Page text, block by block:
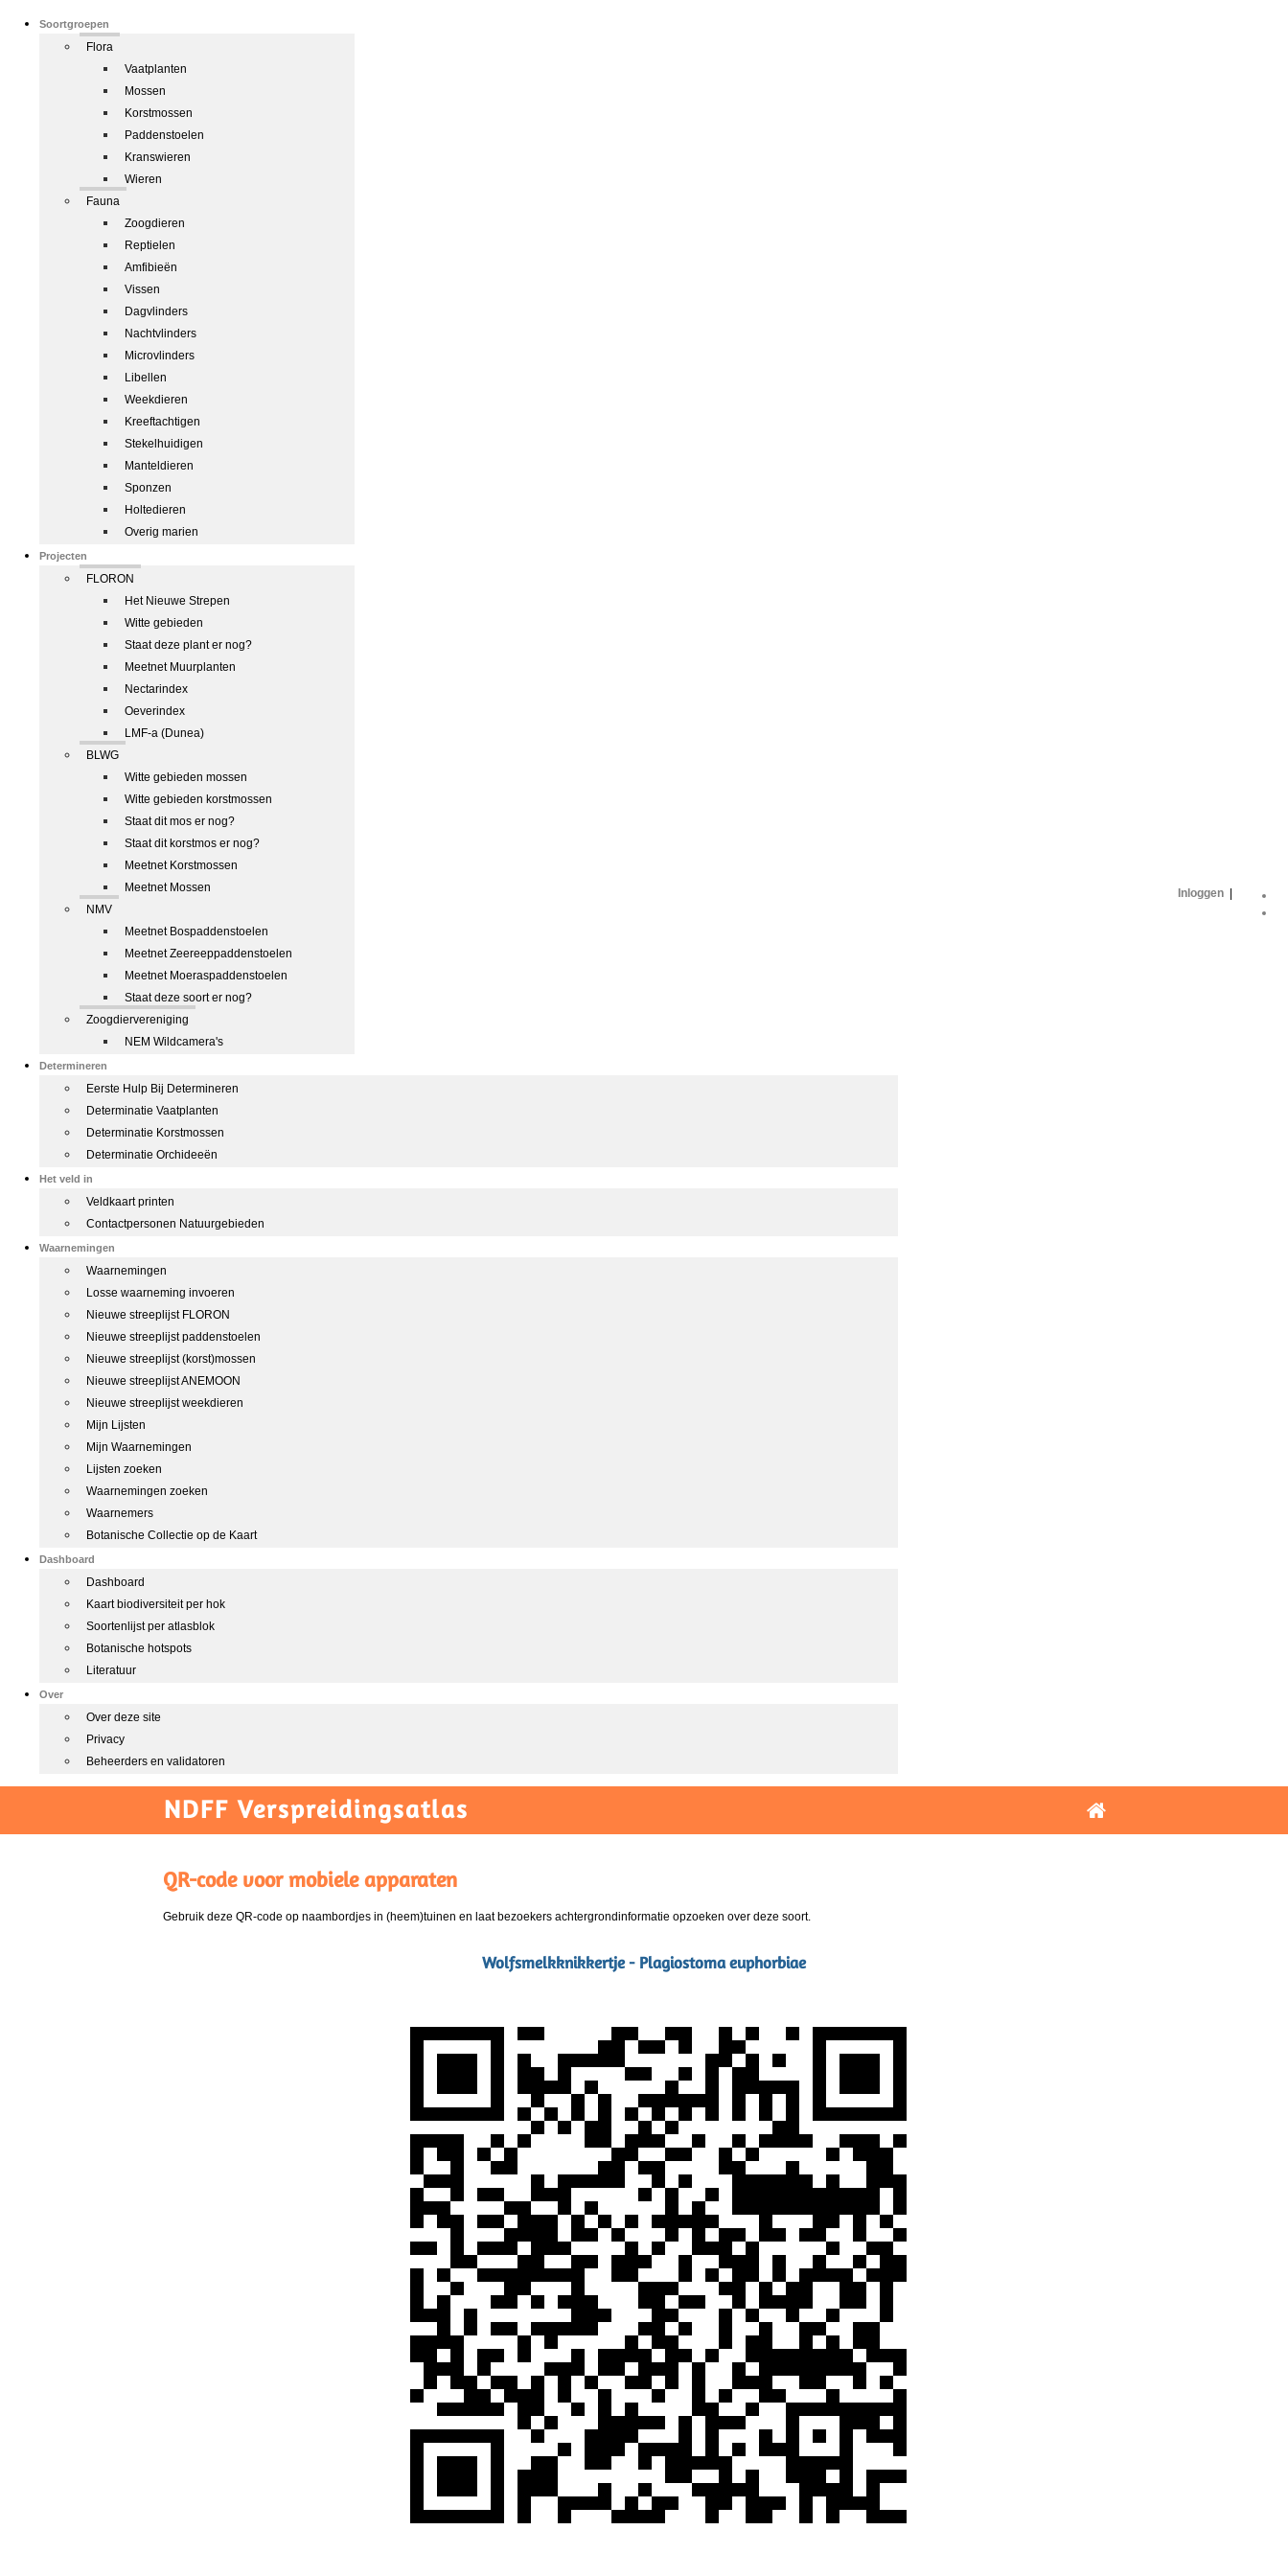
Soortgroepen
Flora
Vaatplanten
Mossen
Korstmossen
Paddenstoelen
Kranswieren
Wieren
Fauna
Zoogdieren
Reptielen
Amfibieën
Vissen
Dagvlinders
Nachtvlinders
Microvlinders
Libellen
Weekdieren
Kreeftachtigen
Stekelhuidigen
Manteldieren
Sponzen
Holtedieren
Overig marien
Projecten
FLORON
Het Nieuwe Strepen
Witte gebieden
Staat deze plant er nog?
Meetnet Muurplanten
Nectarindex
Oeverindex
LMF-a (Dunea)
BLWG
Witte gebieden mossen
Witte gebieden korstmossen
Staat dit mos er nog?
Staat dit korstmos er nog?
Meetnet Korstmossen
Meetnet Mossen
NMV
Meetnet Bospaddenstoelen
Meetnet Zeereeppaddenstoelen
Meetnet Moeraspaddenstoelen
Staat deze soort er nog?
Zoogdiervereniging
NEM Wildcamera's
Determineren
Eerste Hulp Bij Determineren
Determinatie Vaatplanten
Determinatie Korstmossen
Determinatie Orchideeën
Het veld in
Veldkaart printen
Contactpersonen Natuurgebieden
Waarnemingen
Waarnemingen
Losse waarneming invoeren
Nieuwe streeplijst FLORON
Nieuwe streeplijst paddenstoelen
Nieuwe streeplijst (korst)mossen
Nieuwe streeplijst ANEMOON
Nieuwe streeplijst weekdieren
Mijn Lijsten
Mijn Waarnemingen
Lijsten zoeken
Waarnemingen zoeken
Waarnemers
Botanische Collectie op de Kaart
Dashboard
Dashboard
Kaart biodiversiteit per hok
Soortenlijst per atlasblok
Botanische hotspots
Literatuur
Over
Over deze site
Privacy
Beheerders en validatoren
Inloggen
NDFF Verspreidingsatlas
QR-code voor mobiele apparaten
Gebruik deze QR-code op naambordjes in (heem)tuinen en laat bezoekers achtergrondinformatie opzoeken over deze soort.
Wolfsmelkknikkertje - Plagiostoma euphorbiae